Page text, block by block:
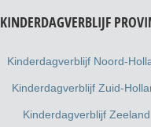
KINDERDAGVERBLIJF
Kinderdagverblijf Noord-
Kinderdagverblijf Zuid-
Kinderdagverblijf Zeeland